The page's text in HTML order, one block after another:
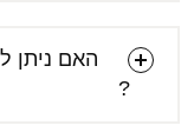
האם ניתן
?